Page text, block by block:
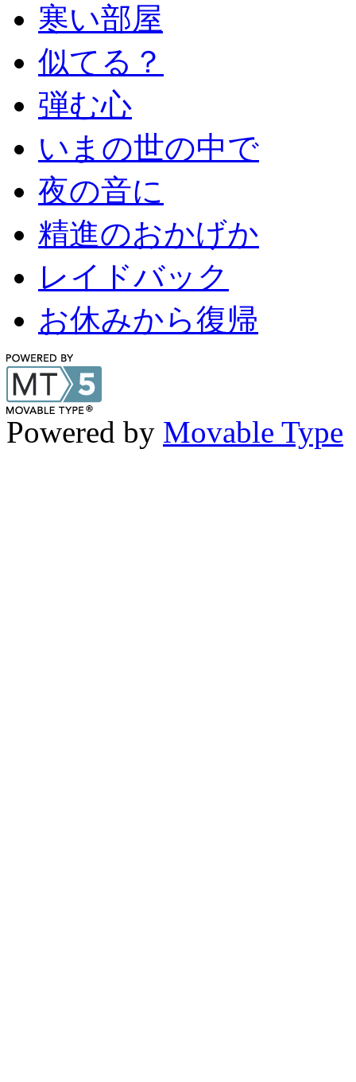
寒い部屋
似てる？
弾む心
いまの世の中で
夜の音に
精進のおかげか
レイドバック
お休みから復帰
Powered by Movable Type